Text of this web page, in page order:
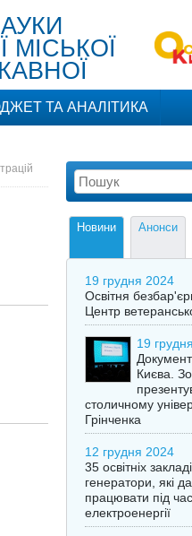
НАУКИ
МІСЬКОЇ
ТА АНАЛІТИКА
Новини Анонси
19 грудня 2024
Освітня
Центр
19
Києва.
столичному
Грінченка
12 грудня 2024
35 освітніх
генератори, які
працювати під
електроенергії